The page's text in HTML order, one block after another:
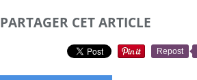
PARTAGER CET ARTICLE
Repost